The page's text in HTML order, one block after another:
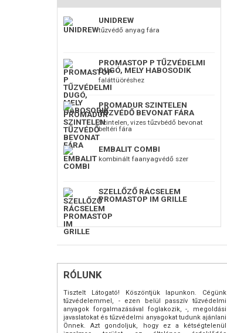
UNIDREW
tűzvédő anyag fára
PROMASTOP P TŰZVÉDELMI
DUGÓ, MELY HABOSODIK
faláttüöréshez
PROMADUR SZINTELEN
TŰZVÉDŐ BEVONAT FÁRA
Szintelen, vizes tűzvbédő bevonat
beltéri fára
EMBALIT COMBI
kombinált faanyagvédő szer
SZELLŐZŐ RÁCSELEM
PROMASTOP IM GRILLE
RÓLUNK
Tisztelt Látogató! Köszöntjük lapunkon. Cégünk
tűzvédelemmel, - ezen belül passzív tűzvédelmi
anyagok forgalmazásával foglakozik, -, megoldási
javaslatokat és tűzvédelmi anyagokat tudunk ajánlani
Önnek. Azt gondoljuk, hogy ez a kétségtelenül